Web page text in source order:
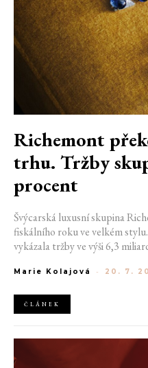
Richemont
trhu. Tržby
procent
Švýcarská luxusní skupina
fiskálního roku ve velkém
vykázala tržby ve výši 6,3
luxusním zůstává i přes
Marie Kolajová - 20. 7.
ČLÁNEK